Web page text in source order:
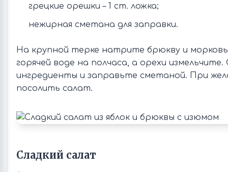
грецкие орешки – 1 ст. ложка;
нежирная сметана для заправки.
На крупной терке натрите брюкву и
горячей воде на полчаса, а орехи
ингредиенты и заправьте сметаной. При
посолить салат.
Сладкий салат